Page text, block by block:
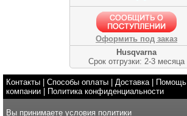
Оформить под заказ
Husqvarna
Срок отгрузки: 2-3 месяца
Контакты Способы оплаты Доставка| Помощь
компании
Политика конфиденциальности
Вы принимаете условия политики